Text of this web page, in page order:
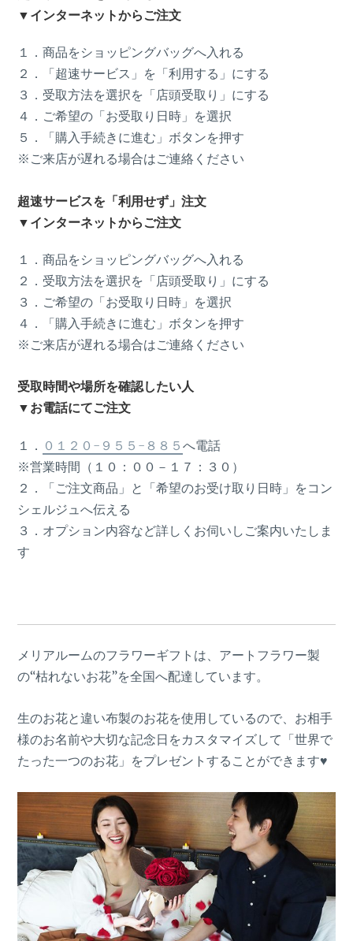
▼インターネットからご注文
１．商品をショッピングバッグへ入れる
２．「超速サービス」を「利用する」にする
３．受取方法を選択を「店頭受取り」にする
４．ご希望の「お受取り日時」を選択
５．「購入手続きに進む」ボタンを押す
※ご来店が遅れる場合はご連絡ください
超速サービスを「利用せず」注文
▼インターネットからご注文
１．商品をショッピングバッグへ入れる
２．受取方法を選択を「店頭受取り」にする
３．ご希望の「お受取り日時」を選択
４．「購入手続きに進む」ボタンを押す
※ご来店が遅れる場合はご連絡ください
受取時間や場所を確認したい人
▼お電話にてご注文
１． ０１２０-９５５-８８５へ電話
※営業時間（１０：００－１７：３０）
２．「ご注文商品」と「希望のお受け取り日時」をコン
シェルジュへ伝える
３．オプション内容など詳しくお伺いしご案内いたしま
す
メリアルームのフラワーギフトは、アートフラワー製
の“枯れないお花”を全国へ配達しています。
生のお花と違い布製のお花を使用しているので、お相手
様のお名前や大切な記念日をカスタマイズして「世界で
たった一つのお花」をプレゼントすることができます♥